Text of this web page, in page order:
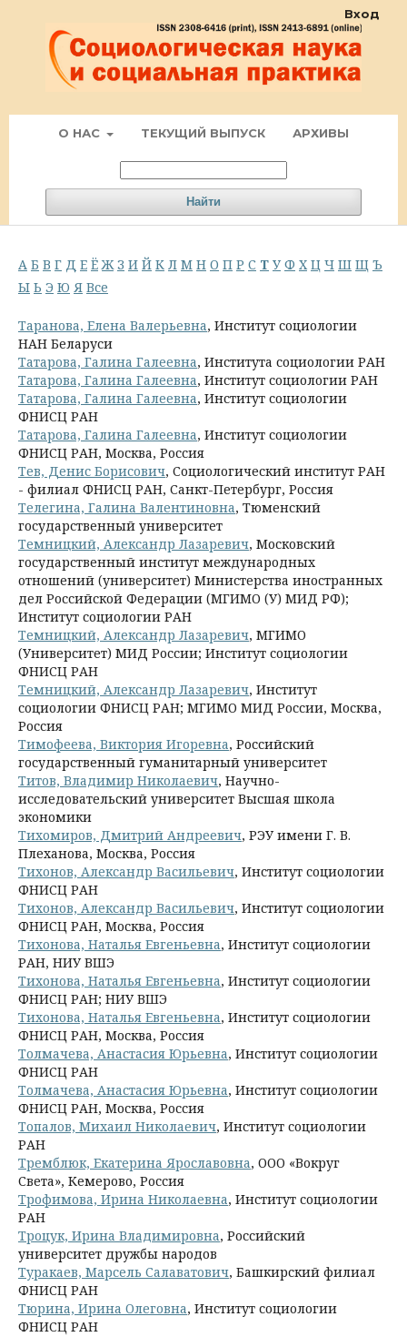
О НАС ТЕКУЩИЙ ВЫПУСК АРХИВЫ
Найти
Вход
А Б В Г Д Е Ё Ж З И Й К Л М Н О П Р С Т У Ф Х Ц Ч Ш Щ Ъ
Ы Ь Э Ю Я Все
Таранова, Елена Валерьевна, Институт социологии
НАН Беларуси
Татарова, Галина Галеевна, Института социологии РАН
Татарова, Галина Галеевна, Институт социологии РАН
Татарова, Галина Галеевна, Институт социологии
ФНИСЦ РАН
Татарова, Галина Галеевна, Институт социологии
ФНИСЦ РАН, Москва, Россия
Тев, Денис Борисович, Социологический институт РАН
- филиал ФНИСЦ РАН, Санкт-Петербург, Россия
Телегина, Галина Валентиновна, Тюменский
государственный университет
Темницкий, Александр Лазаревич, Московский
государственный институт международных
отношений (университет) Министерства иностранных
дел Российской Федерации (МГИМО (У) МИД РФ);
Институт социологии РАН
Темницкий, Александр Лазаревич, МГИМО
(Университет) МИД России; Институт социологии
ФНИСЦ РАН
Темницкий, Александр Лазаревич, Институт
социологии ФНИСЦ РАН; МГИМО МИД России, Москва,
Россия
Тимофеева, Виктория Игоревна, Российский
государственный гуманитарный университет
Титов, Владимир Николаевич, Научно-
исследовательский университет Высшая школа
экономики
Тихомиров, Дмитрий Андреевич, РЭУ имени Г. В.
Плеханова, Москва, Россия
Тихонов, Александр Васильевич, Институт социологии
ФНИСЦ РАН
Тихонов, Александр Васильевич, Институт социологии
ФНИСЦ РАН, Москва, Россия
Тихонова, Наталья Евгеньевна, Институт социологии
РАН, НИУ ВШЭ
Тихонова, Наталья Евгеньевна, Институт социологии
ФНИСЦ РАН; НИУ ВШЭ
Тихонова, Наталья Евгеньевна, Институт социологии
ФНИСЦ РАН, Москва, Россия
Толмачева, Анастасия Юрьевна, Институт социологии
ФНИСЦ РАН
Толмачева, Анастасия Юрьевна, Институт социологии
ФНИСЦ РАН, Москва, Россия
Топалов, Михаил Николаевич, Институт социологии
РАН
Тремблюк, Екатерина Ярославовна, ООО «Вокруг
Света», Кемерово, Россия
Трофимова, Ирина Николаевна, Институт социологии
РАН
Троцук, Ирина Владимировна, Российский
университет дружбы народов
Туракаев, Марсель Салаватович, Башкирский филиал
ФНИСЦ РАН
Тюрина, Ирина Олеговна, Институт социологии
ФНИСЦ РАН